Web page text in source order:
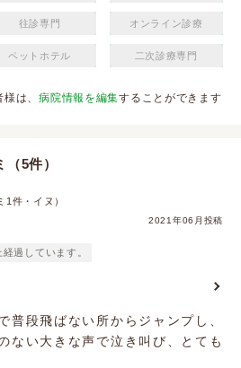
往診専門 オンライン診療
ペットホテル 二次診療専門
様は、病院情報を編集することができます
5件）
1件・イヌ）
2021年06月投稿
過しています。
普段飛ばない所からジャンプし、
ない大きな声で泣き叫び、とても